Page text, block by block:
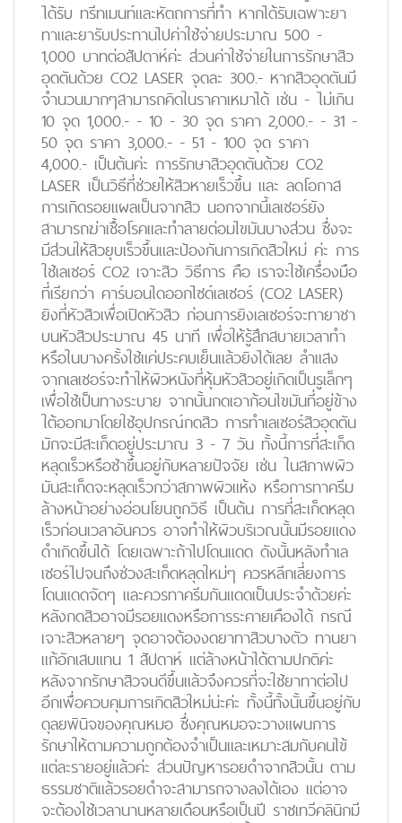
ได้รับ ทรีทเมนท์และหัตถการที่ทำ หากได้รับเฉพาะยา
ทาและยารับประทานไปค่าใช้จ่ายประมาณ 500 -
1,000 บาทต่อสัปดาห์ค่ะ ส่วนค่าใช้จ่ายในการรักษาสิว
อุดตันด้วย CO2 LASER จุดละ 300.- หากสิวอุดตันมี
จำนวนมากๆสามารถคิดในราคาเหมาได้ เช่น - ไม่เกิน
10 จุด 1,000.- - 10 - 30 จุด ราคา 2,000.- - 31 -
50 จุด ราคา 3,000.- - 51 - 100 จุด ราคา
4,000.- เป็นต้นค่ะ การรักษาสิวอุดตันด้วย CO2
LASER เป็นวิธีที่ช่วยให้สิวหายเร็วขึ้น และ ลดโอกาส
การเกิดรอยแผลเป็นจากสิว นอกจากนี้เลเซอร์ยัง
สามารถฆ่าเชื้อโรคและทำลายต่อมไขมันบางส่วน ซึ่งจะ
มีส่วนให้สิวยุบเร็วขึ้นและป้องกันการเกิดสิวใหม่ ค่ะ การ
ใช้เลเซอร์ CO2 เจาะสิว วิธีการ คือ เราจะใช้เครื่องมือ
ที่เรียกว่า คาร์บอนไดออกไซด์เลเซอร์ (CO2 LASER)
ยิงที่หัวสิวเพื่อเปิดหัวสิว ก่อนการยิงเลเซอร์จะทายาชา
บนหัวสิวประมาณ 45 นาที เพื่อให้รู้สึกสบายเวลาทำ
หรือในบางครั้งใช้แค่ประคบเย็นแล้วยิงได้เลย ลำแสง
จากเลเซอร์จะทำให้ผิวหนังที่หุ้มหัวสิวอยู่เกิดเป็นรูเล็กๆ
เพื่อใช้เป็นทางระบาย จากนั้นกดเอาก้อนไขมันที่อยู่ข้าง
ใต้ออกมาโดยใช้อุปกรณ์กดสิว การทำเลเซอร์สิวอุดตัน
มักจะมีสะเก็ดอยู่ประมาณ 3 - 7 วัน ทั้งนี้การที่สะเก็ด
หลุดเร็วหรือช้าขึ้นอยู่กับหลายปัจจัย เช่น ในสภาพผิว
มันสะเก็ดจะหลุดเร็วกว่าสภาพผิวแห้ง หรือการทาครีม
ล้างหน้าอย่างอ่อนโยนถูกวิธี เป็นต้น การที่สะเก็ดหลุด
เร็วก่อนเวลาอันควร อาจทำให้ผิวบริเวณนั้นมีรอยแดง
ดำเกิดขึ้นได้ โดยเฉพาะถ้าไปโดนแดด ดังนั้นหลังทำเล
เซอร์ไปจนถึงช่วงสะเก็ดหลุดใหม่ๆ ควรหลีกเลี่ยงการ
โดนแดดจัดๆ และควรทาครีมกันแดดเป็นประจำด้วยค่ะ
หลังกดสิวอาจมีรอยแดงหรือการระคายเคืองได้ กรณี
เจาะสิวหลายๆ จุดอาจต้องงดยาทาสิวบางตัว ทานยา
แก้อักเสบแทน 1 สัปดาห์ แต่ล้างหน้าได้ตามปกติค่ะ
หลังจากรักษาสิวจนดีขึ้นแล้วจึงควรที่จะใช้ยาทาต่อไป
อีกเพื่อควบคุมการเกิดสิวใหม่น่ะค่ะ ทั้งนี้ทั้งนั้นขึ้นอยู่กับ
ดุลยพินิจของคุณหมอ ซึ่งคุณหมอจะวางแผนการ
รักษาให้ตามความถูกต้องจำเป็นและเหมาะสมกับคนไข้
แต่ละรายอยู่แล้วค่ะ ส่วนปัญหารอยดำจากสิวนั้น ตาม
ธรรมชาติแล้วรอยดำจะสามารถจางลงได้เอง แต่อาจ
จะต้องใช้เวลานานหลายเดือนหรือเป็นปี ราชเทวีคลินิกมี